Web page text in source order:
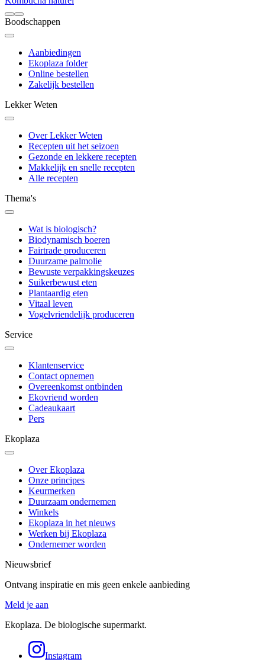
Boodschappen
Aanbiedingen
Ekoplaza folder
Online bestellen
Zakelijk bestellen
Lekker Weten
Over Lekker Weten
Recepten uit het seizoen
Gezonde en lekkere recepten
Makkelijk en snelle recepten
Alle recepten
Thema's
Wat is biologisch?
Biodynamisch boeren
Fairtrade produceren
Duurzame palmolie
Bewuste verpakkingskeuzes
Suikerbewust eten
Plantaardig eten
Vitaal leven
Vogelvriendelijk produceren
Service
Klantenservice
Contact opnemen
Overeenkomst ontbinden
Ekovriend worden
Cadeaukaart
Pers
Ekoplaza
Over Ekoplaza
Onze principes
Keurmerken
Duurzaam ondernemen
Winkels
Ekoplaza in het nieuws
Werken bij Ekoplaza
Ondernemer worden
Nieuwsbrief
Ontvang inspiratie en mis geen enkele aanbieding
Meld je aan
Ekoplaza. De biologische supermarkt.
Instagram